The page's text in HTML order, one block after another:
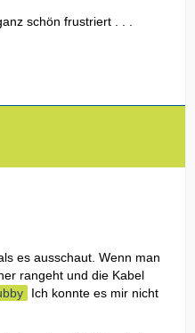
schön frustriert . . .
es ausschaut. Wenn man
rangeht und die Kabel
Ich konnte es mir nicht